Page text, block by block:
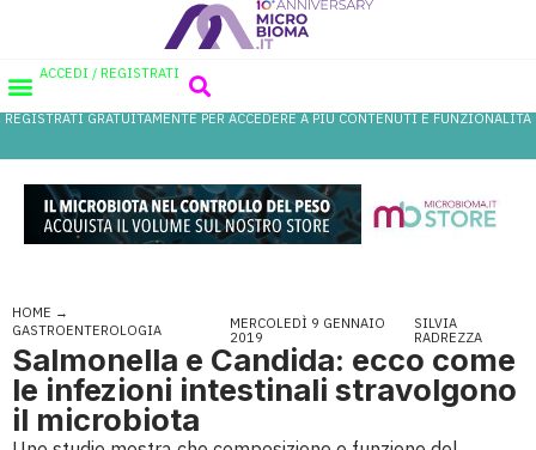
ACCEDI / REGISTRATI
REGISTRATI GRATUITAMENTE PER ACCEDERE A PIÙ CONTENUTI E FUNZIONALITÀ
HOME →
GASTROENTEROLOGIA
MERCOLEDÌ 9 GENNAIO
2019
SILVIA
RADREZZA
Salmonella e Candida: ecco come
le infezioni intestinali stravolgono
il microbiota